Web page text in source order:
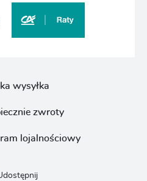
wysyłka
zwroty
lojalnościowy